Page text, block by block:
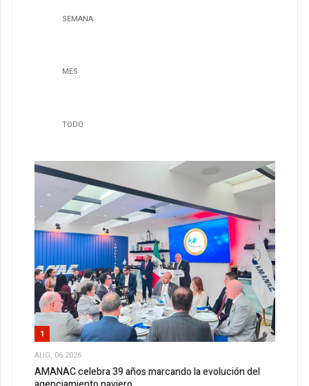
SEMANA
MES
TODO
1
AUG, 06 2026
AMANAC celebra 39 años marcando la evolución del